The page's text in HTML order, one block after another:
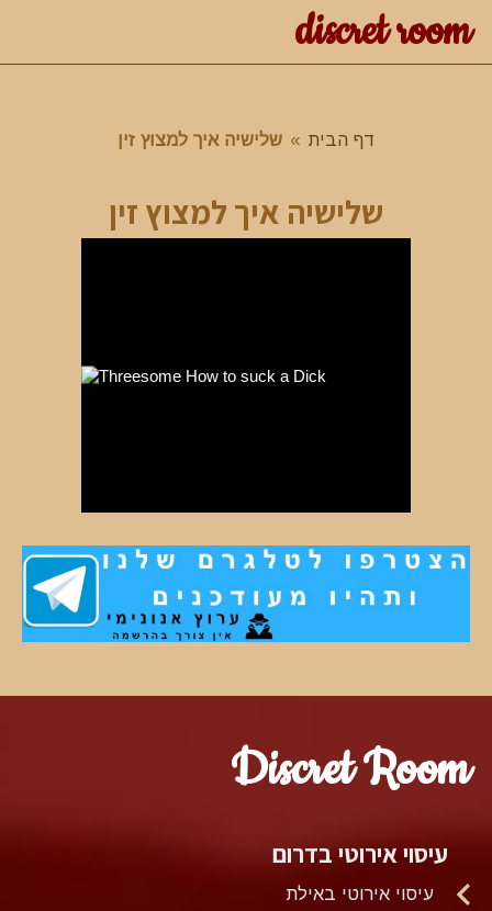
discret room
דף הבית » שלישיה איך למצוץ זין
שלישיה איך למצוץ זין
Discret Room
עיסוי אירוטי בדרום
עיסוי אירוטי באילת